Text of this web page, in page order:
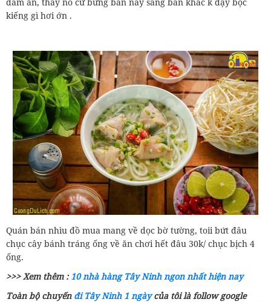
kiếng gì hơi ớn .
Quán bán nhìu đồ mua mang về dọc bờ tường, toii bứt đâu
chục cây bánh tráng ống về ăn chơi hết đâu 30k/ chục bịch 4
ống.
>>> Xem thêm : 10 nhà hàng Tây Ninh ngon nhất hiện nay
Toàn bộ chuyến đi Tây Ninh 1 ngàycủa tôi là follow google